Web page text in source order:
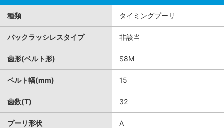
種類 タイミングプーリ
バックラッシレスタイプ 非該当
歯形(ベルト形) S8M
ベルト幅(mm) 15
歯数(T) 32
プーリ形状 A